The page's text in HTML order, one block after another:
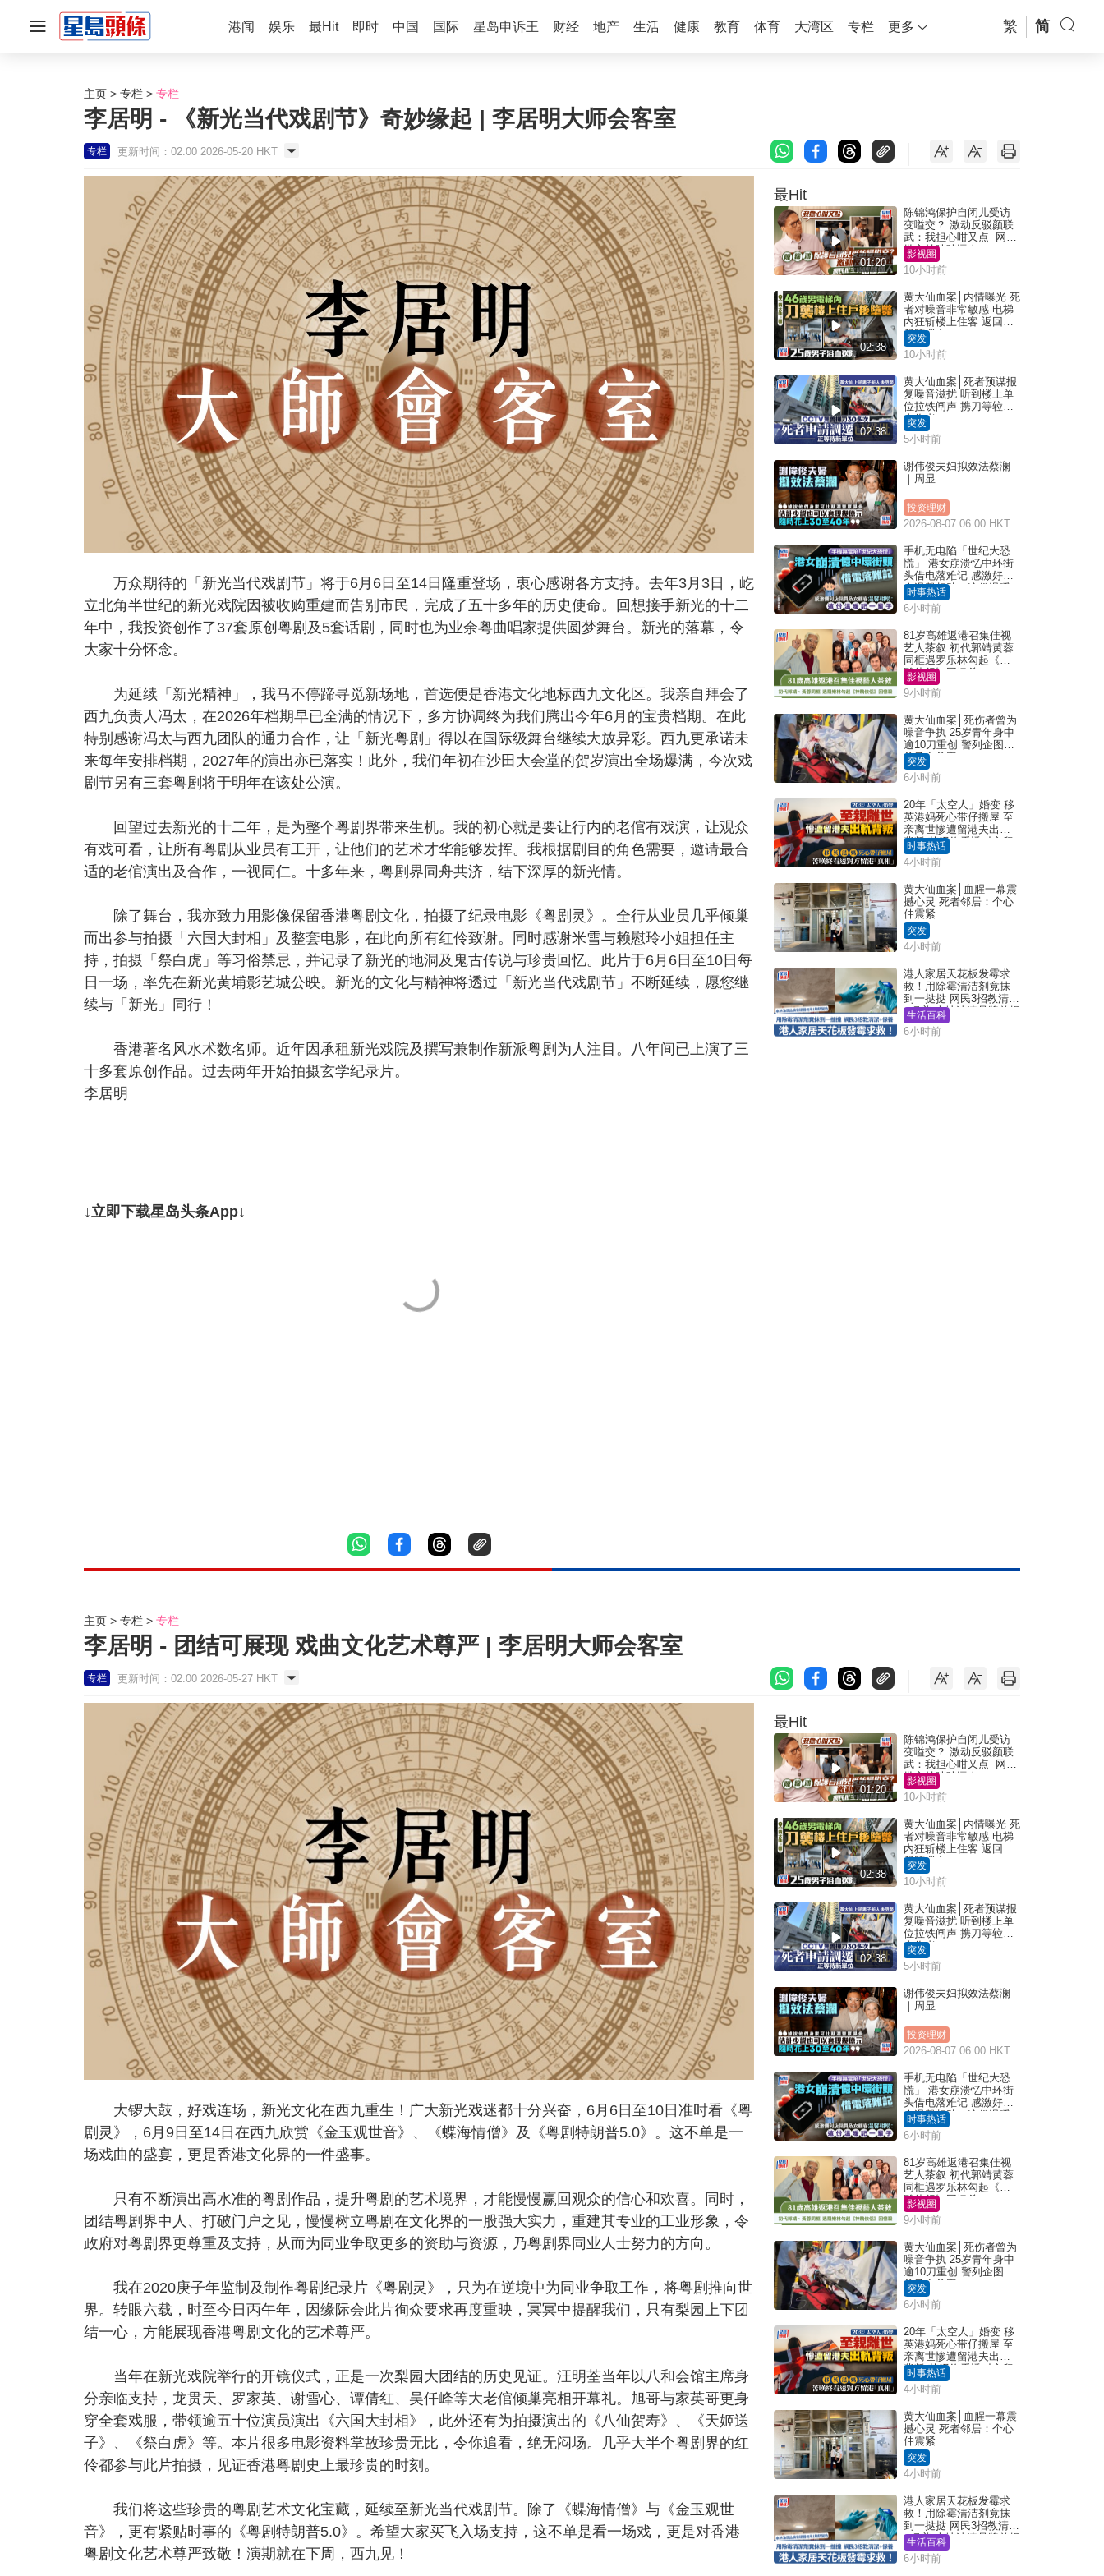
港闻 娱乐 最Hit 即时 中国 国际 星岛申诉王 财经 地产 生活 健康 教育 体育 大湾区 专栏 更多 繁 简
主页 专栏 专栏
李居明 - 《新光当代戏剧节》奇妙缘起 | 李居明大师会客室
专栏 更新时间：02:00 2026-05-20 HKT
万众期待的「新光当代戏剧节」将于6月6日至14日隆重登场，衷心感谢各方支持。去年3月3日，屹
立北角半世纪的新光戏院因被收购重建而告别市民，完成了五十多年的历史使命。回想接手新光的十二
年中，我投资创作了37套原创粤剧及5套话剧，同时也为业余粤曲唱家提供圆梦舞台。新光的落幕，令
大家十分怀念。
为延续「新光精神」，我马不停蹄寻觅新场地，首选便是香港文化地标西九文化区。我亲自拜会了
西九负责人冯太，在2026年档期早已全满的情况下，多方协调终为我们腾出今年6月的宝贵档期。在此
特别感谢冯太与西九团队的通力合作，让「新光粤剧」得以在国际级舞台继续大放异彩。西九更承诺未
来每年安排档期，2027年的演出亦已落实！此外，我们年初在沙田大会堂的贺岁演出全场爆满，今次戏
剧节另有三套粤剧将于明年在该处公演。
回望过去新光的十二年，是为整个粤剧界带来生机。我的初心就是要让行内的老倌有戏演，让观众
有戏可看，让所有粤剧从业员有工开，让他们的艺术才华能够发挥。我根据剧目的角色需要，邀请最合
适的老倌演出及合作，一视同仁。十多年来，粤剧界同舟共济，结下深厚的新光情。
除了舞台，我亦致力用影像保留香港粤剧文化，拍摄了纪录电影《粤剧灵》。全行从业员几乎倾巢
而出参与拍摄「六国大封相」及整套电影，在此向所有红伶致谢。同时感谢米雪与赖慰玲小姐担任主
持，拍摄「祭白虎」等习俗禁忌，并记录了新光的地洞及鬼古传说与珍贵回忆。此片于6月6日至10日每
日一场，率先在新光黄埔影艺城公映。新光的文化与精神将透过「新光当代戏剧节」不断延续，愿您继
续与「新光」同行！
香港著名风水术数名师。近年因承租新光戏院及撰写兼制作新派粤剧为人注目。八年间已上演了三
十多套原创作品。过去两年开始拍摄玄学纪录片。
李居明
↓立即下载星岛头条App↓
最Hit
01:20
陈锦鸿保护自闭儿受访
变嗌交？ 激动反驳颜联
武：我担心咁又点 网民
批主持咄咄逼人
影视圈
10小时前
02:38
黄大仙血案│内情曝光 死
者对噪音非常敏感 电梯
内狂斩楼上住客 返回住
所堕楼亡
突发
10小时前
02:38
黄大仙血案│死者预谋报
复噪音滋扰 听到楼上单
位拉铁闸声 携刀等䢂伏
击伤者
突发
5小时前
谢伟俊夫妇拟效法蔡澜
｜周显
投资理财
2026-08-07 06:00 HKT
手机无电陷「世纪大恐
慌」 港女崩溃忆中环街
头借电落难记 感激好心
人温馨相助：这份温暖
记一辈子｜Juicy叮
时事热话
6小时前
81岁高雄返港召集佳视
艺人茶叙 初代郭靖黄蓉
同框遇罗乐林勾起《神
雕侠侣》回忆杀
影视圈
9小时前
黄大仙血案│死伤者曾为
噪音争执 25岁青年身中
逾10刀重创 警列企图谋
杀及自杀案
突发
6小时前
20年「太空人」婚变 移
英港妈死心带仔搬屋 至
亲离世惨遭留港夫出轨
背叛 苦叹终看透对方留
港「真相」｜Juicy叮
时事热话
4小时前
黄大仙血案│血腥一幕震
撼心灵 死者邻居：个心
仲震紧
突发
4小时前
港人家居天花板发霉求
救！用除霉清洁剂竟抹
到一挞挞 网民3招教清洁
+保养 本地油漆品牌曾提
醒勿用1物防变色
生活百科
6小时前
主页 专栏 专栏
李居明 - 团结可展现 戏曲文化艺术尊严 | 李居明大师会客室
专栏 更新时间：02:00 2026-05-27 HKT
大锣大鼓，好戏连场，新光文化在西九重生！广大新光戏迷都十分兴奋，6月6日至10日准时看《粤
剧灵》，6月9日至14日在西九欣赏《金玉观世音》、《蝶海情僧》及《粤剧特朗普5.0》。这不单是一
场戏曲的盛宴，更是香港文化界的一件盛事。
只有不断演出高水准的粤剧作品，提升粤剧的艺术境界，才能慢慢赢回观众的信心和欢喜。同时，
团结粤剧界中人、打破门户之见，慢慢树立粤剧在文化界的一股强大实力，重建其专业的工业形象，令
政府对粤剧界更尊重及支持，从而为同业争取更多的资助与资源，乃粤剧界同业人士努力的方向。
我在2020庚子年监制及制作粤剧纪录片《粤剧灵》，只为在逆境中为同业争取工作，将粤剧推向世
界。转眼六载，时至今日丙午年，因缘际会此片徇众要求再度重映，冥冥中提醒我们，只有梨园上下团
结一心，方能展现香港粤剧文化的艺术尊严。
当年在新光戏院举行的开镜仪式，正是一次梨园大团结的历史见证。汪明荃当年以八和会馆主席身
分亲临支持，龙贯天、罗家英、谢雪心、谭倩红、吴仟峰等大老倌倾巢亮相开幕礼。旭哥与家英哥更身
穿全套戏服，带领逾五十位演员演出《六国大封相》，此外还有为拍摄演出的《八仙贺寿》、《天姬送
子》、《祭白虎》等。本片很多电影资料掌故珍贵无比，令你追看，绝无闷场。几乎大半个粤剧界的红
伶都参与此片拍摄，见证香港粤剧史上最珍贵的时刻。
我们将这些珍贵的粤剧艺术文化宝藏，延续至新光当代戏剧节。除了《蝶海情僧》与《金玉观世
音》，更有紧贴时事的《粤剧特朗普5.0》。希望大家买飞入场支持，这不单是看一场戏，更是对香港
粤剧文化艺术尊严致敬！演期就在下周，西九见！
最Hit
01:20
陈锦鸿保护自闭儿受访
变嗌交？ 激动反驳颜联
武：我担心咁又点 网民
批主持咄咄逼人
影视圈
10小时前
02:38
黄大仙血案│内情曝光 死
者对噪音非常敏感 电梯
内狂斩楼上住客 返回住
所堕楼亡
突发
10小时前
02:38
黄大仙血案│死者预谋报
复噪音滋扰 听到楼上单
位拉铁闸声 携刀等䢂伏
击伤者
突发
5小时前
谢伟俊夫妇拟效法蔡澜
｜周显
投资理财
2026-08-07 06:00 HKT
手机无电陷「世纪大恐
慌」 港女崩溃忆中环街
头借电落难记 感激好心
人温馨相助：这份温暖
记一辈子｜Juicy叮
时事热话
6小时前
81岁高雄返港召集佳视
艺人茶叙 初代郭靖黄蓉
同框遇罗乐林勾起《神
雕侠侣》回忆杀
影视圈
9小时前
黄大仙血案│死伤者曾为
噪音争执 25岁青年身中
逾10刀重创 警列企图谋
杀及自杀案
突发
6小时前
20年「太空人」婚变 移
英港妈死心带仔搬屋 至
亲离世惨遭留港夫出轨
背叛 苦叹终看透对方留
港「真相」｜Juicy叮
时事热话
4小时前
黄大仙血案│血腥一幕震
撼心灵 死者邻居：个心
仲震紧
突发
4小时前
港人家居天花板发霉求
救！用除霉清洁剂竟抹
到一挞挞 网民3招教清洁
+保养 本地油漆品牌曾提
醒勿用1物防变色
生活百科
6小时前